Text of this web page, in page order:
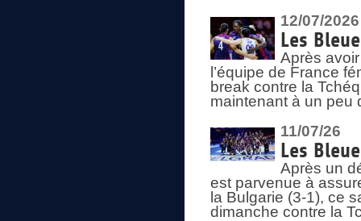
12/07/2026
Les
Après
l’équipe de France
break contre la
maintenant à un peu
11/07/26
Les
Après un
est parvenue à
la Bulgarie (3-1), ce
dimanche contre la